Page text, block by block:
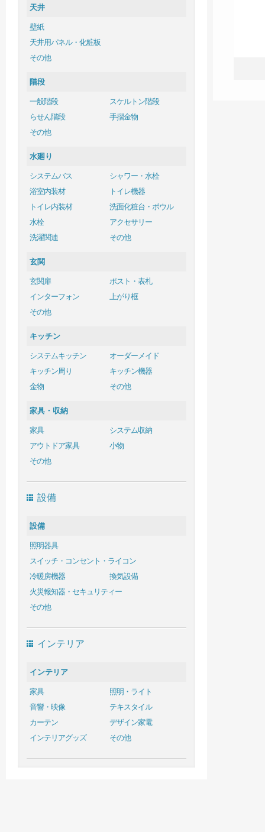
天井
壁紙
天井用パネル・化粧板
その他
階段
一般階段
スケルトン階段
らせん階段
手摺金物
その他
水廻り
システムバス
シャワー・水栓
浴室内装材
トイレ機器
トイレ内装材
洗面化粧台・ボウル
水栓
アクセサリー
洗濯関連
その他
玄関
玄関扉
ポスト・表札
インターフォン
上がり框
その他
キッチン
システムキッチン
オーダーメイド
キッチン周り
キッチン機器
金物
その他
家具・収納
家具
システム収納
アウトドア家具
小物
その他
設備
設備
照明器具
スイッチ・コンセント・ライコン
冷暖房機器
換気設備
火災報知器・セキュリティー
その他
インテリア
インテリア
家具
照明・ライト
音響・映像
テキスタイル
カーテン
デザイン家電
インテリアグッズ
その他